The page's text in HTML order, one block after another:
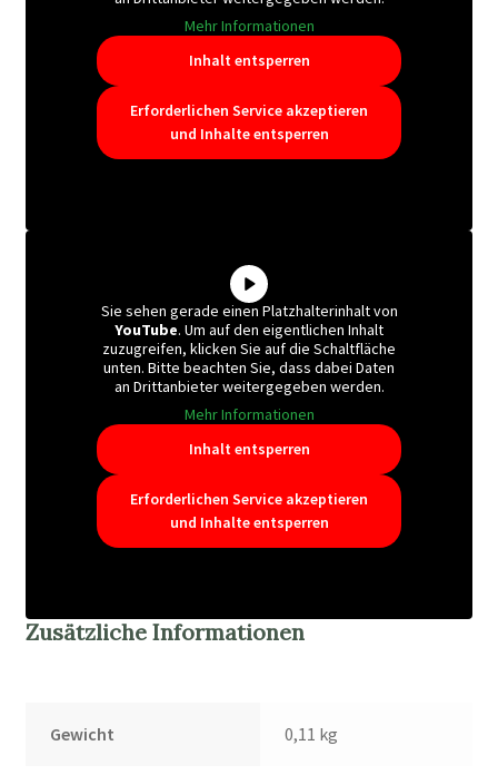
Mehr Informationen
Inhalt entsperren
Erforderlichen Service akzeptieren
und Inhalte entsperren
Sie sehen gerade einen Platzhalterinhalt von
YouTube. Um auf den eigentlichen Inhalt
zuzugreifen, klicken Sie auf die Schaltfläche
unten. Bitte beachten Sie, dass dabei Daten
an Drittanbieter weitergegeben werden.
Mehr Informationen
Inhalt entsperren
Erforderlichen Service akzeptieren
und Inhalte entsperren
Zusätzliche Informationen
Gewicht 0,11 kg